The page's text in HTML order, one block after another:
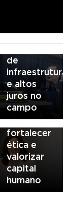
alerta para
de
infraestrutura
e altos
juros no
campo
transporte:
BRT
Sorocaba
utiliza
compliance
para
fortalecer
ética e
valorizar
capital
humano